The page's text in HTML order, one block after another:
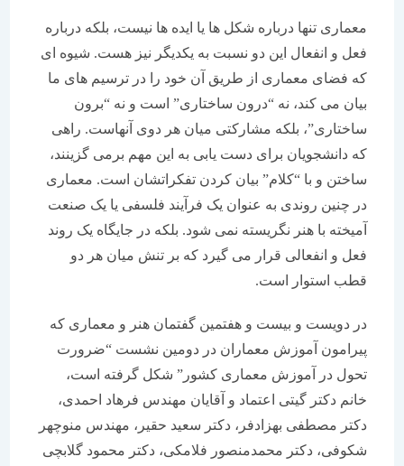
معماری تنها درباره شکل ها یا ایده ها نیست، بلکه درباره
فعل و انفعال این دو نسبت به یکدیگر نیز هست. شیوه ای
که فضای معماری از طریق آن خود را در ترسیم های ما
بیان می کند، نه “درون ساختاری” است و نه “برون
ساختاری”، بلکه مشارکتی میان هر دوی آنهاست. راهی
که دانشجویان برای دست یابی به این مهم برمی گزینند،
ساختن و با “کلام” بیان کردن تفکراتشان است. معماری
در چنین روندی به عنوان یک فرآیند فلسفی یا یک صنعت
آمیخته با هنر نگریسته نمی شود. بلکه در جایگاه یک روند
فعل و انفعالی قرار می گیرد که بر تنش میان هر دو
قطب استوار است.
در دویست و بیست و هفتمین گفتمان هنر و معماری که
پیرامون آموزش معماران در دومین نشست “ضرورت
تحول در آموزش معماری کشور” شکل گرفته است،
خانم دکتر گیتی اعتماد و آقایان مهندس فرهاد احمدی،
دکتر مصطفی بهزادفر، دکتر سعید حقیر، مهندس منوچهر
شکوفی، دکتر محمدمنصور فلامکی، دکتر محمود گلابچی